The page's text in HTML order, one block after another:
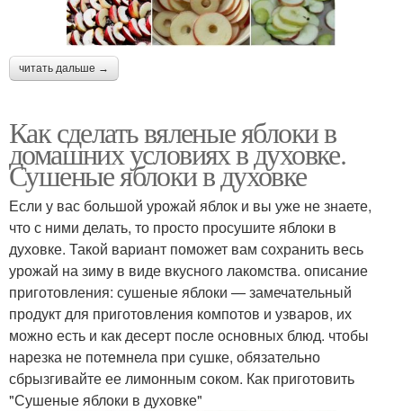
читать дальше →
Как сделать вяленые яблоки в
домашних условиях в духовке.
Сушеные яблоки в духовке
Если у вас большой урожай яблок и вы уже не знаете,
что с ними делать, то просто просушите яблоки в
духовке. Такой вариант поможет вам сохранить весь
урожай на зиму в виде вкусного лакомства. описание
приготовления: сушеные яблоки — замечательный
продукт для приготовления компотов и узваров, их
можно есть и как десерт после основных блюд. чтобы
нарезка не потемнела при сушке, обязательно
сбрызгивайте ее лимонным соком. Как приготовить
"Сушеные яблоки в духовке"